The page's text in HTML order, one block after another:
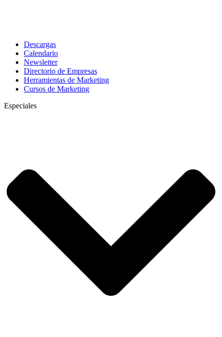
Descargas
Calendario
Newsletter
Directorio de Empresas
Herramientas de Marketing
Cursos de Marketing
Especiales